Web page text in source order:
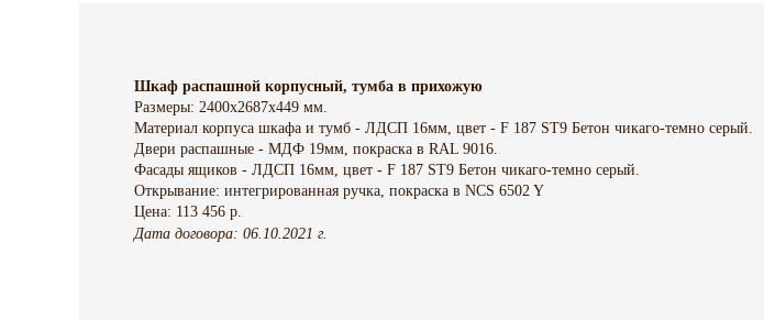
Шкаф распашной корпусный, тумба в прихожую
Размеры: 2400х2687х449 мм.
Материал корпуса шкафа и тумб - ЛДСП 16мм, цвет - F 187 SТ9 Бетон чикаго-темно серый.
Двери распашные - МДФ 19мм, покраска в RAL 9016.
Фасады ящиков - ЛДСП 16мм, цвет - F 187 SТ9 Бетон чикаго-темно серый.
Открывание: интегрированная ручка, покраска в NCS 6502 Y
Цена: 113 456 р.
Дата договора: 06.10.2021 г.